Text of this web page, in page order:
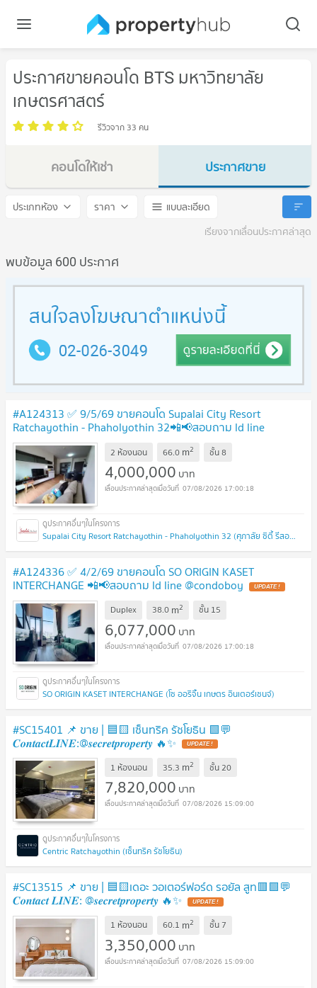
ประกาศขายคอนโด BTS มหาวิทยาลัย
เกษตรศาสตร์
รีวิวจาก 33 คน
คอนโดให้เช่า
BTS มหาวิทยาลัยเกษตรศาสตร์
ประกาศขาย
BTS มหาวิทยาลัยเกษตรศาส
ประเภทห้อง ราคา
แบบละเอียด
เรียงจากเลื่อนประกาศล่าสุด
พบข้อมูล 600 ประกาศ
#A124313 ✅ 9/5/69 ขายคอนโด Supalai City Resort
Ratchayothin - Phaholyothin 32📲📢สอบถาม ld line
@condoboy UPDATE !
2 ห้องนอน 66.0 m2 ชั้น8
4,000,000 บาท
07/08/2026 17:00:18
Supalai City Resort Ratchayothin - Phaholyothin 32 (ศุภาลัย ซิตี้ รีสอร์ท รัชโยธิน - พหลโยธิน 32)
#A124336 ✅ 4/2/69 ขายคอนโด SO ORIGIN KASET
INTERCHANGE 📲📢สอบถาม ld line @condoboy UPDATE !
Duplex 38.0 m2 ชั้น 15
6,077,000 บาท
07/08/2026 17:00:18
SO ORIGIN KASET INTERCHANGE (โซ ออริจิ้น เกษตร อินเตอร์เชนจ์)
#SC15401 📌 ขาย | 🟦🟨 เซ็นทริค รัชโยธิน 🟩💬
𝑪𝒐𝒏𝒕𝒂𝒄𝒕𝑳𝑰𝑵𝑬:@𝒔𝒆𝒄𝒓𝒆𝒕𝒑𝒓𝒐𝒑𝒆𝒓𝒕𝒚 🔥✨ UPDATE !
1 ห้องนอน 35.3 m2 ชั้น20
7,820,000 บาท
07/08/2026 15:09:00
Centric Ratchayothin (เซ็นทริค รัชโยธิน)
#SC13515​​ 📌 ขาย | 🟦🟨เดอะ วอเตอร์ฟอร์ด รอยัล สูท​🟥🟩💬
𝑪𝒐𝒏𝒕𝒂𝒄𝒕 𝑳𝑰𝑵𝑬: @𝒔𝒆𝒄𝒓𝒆𝒕𝒑𝒓𝒐𝒑𝒆𝒓𝒕𝒚 🔥✨ UPDATE !
1 ห้องนอน 60.1 m2 ชั้น 7
3,350,000 บาท
07/08/2026 15:09:00